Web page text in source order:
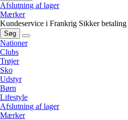
Afslutning af lager
Mærker
Kundeservice i Frankrig Sikker betaling
Søg
Nationer
Clubs
Trøjer
Sko
Udstyr
Børn
Lifestyle
Afslutning af lager
Mærker